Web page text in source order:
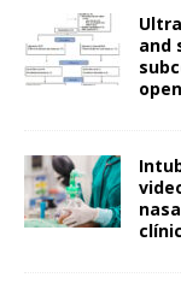
and